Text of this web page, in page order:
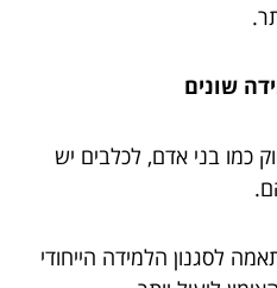
כמו בני אדם, לכלבים יש
לסגנון הלמידה הייחודי